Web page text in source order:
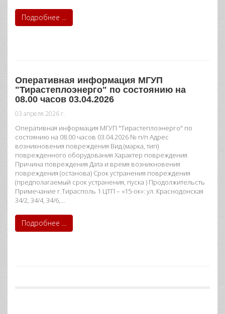
Подробнее ...
Оперативная информация МГУП
"Тирастеплоэнерго" по состоянию на
08.00 часов 03.04.2026
03 апреля 2026 г.
Оперативная информация МГУП "Тирастеплоэнерго" по
состоянию на 08.00 часов 03.04.2026 № п/п Адрес
возникновения повреждения Вид (марка, тип)
поврежденного оборудования Характер повреждения
Причина повреждения Дата и время возникновения
повреждения (останова) Срок устранения повреждения
(предполагаемый срок устранения, пуска ) Продолжительсть
Примечание г.Тирасполь 1 ЦТП – «15-ок»: ул. Краснодонская
34/2, 34/4, 34/6,…
Подробнее ...